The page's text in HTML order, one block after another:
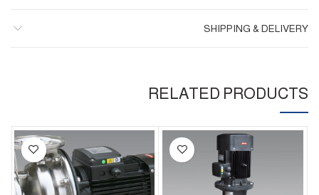
SHIPPING & DELIVERY
RELATED PRODUCTS